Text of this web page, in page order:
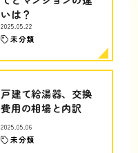
いは？
2025.05.22
未分類
戸建て給湯器、交換
費用の相場と内訳
2025.05.06
未分類